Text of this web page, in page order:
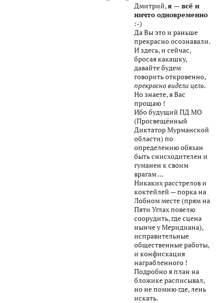
Дмитрий,я — всё и
ничто одновременно
:-)
Да Вы это и раньше
прекрасно осознавали.
И здесь, и сейчас,
бросая какашку,
давайте будем
говорить откровенно,
прекрасно видели цель.
Но знаете, я Вас
прощаю !
Ибо будущий ПД МО
(Просвещённый
Диктатор Мурманской
области) по
определению обязан
быть снисходителен и
гуманен к своим
врагам …
Никаких расстрелов и
коктейлей — порка на
Лобном месте (прям на
Пяти Углах повелю
соорудить, где сцена
нынче у Меридиана),
исправительные
общественные работы,
и конфискация
награбленного !
Подробно я план на
бложике расписывал,
но не помню где, лень
искать.